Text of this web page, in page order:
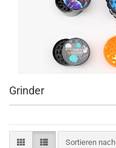
Grinder
Sortieren nach
Sortieren nach